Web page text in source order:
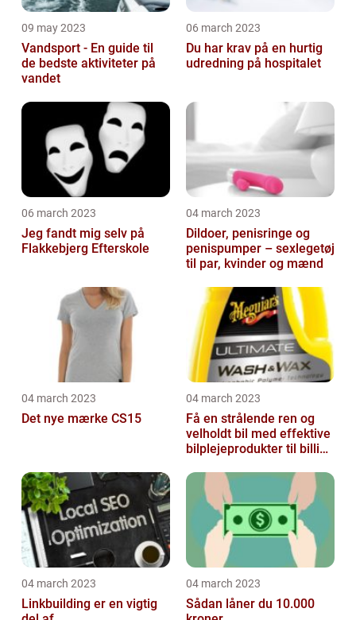
09 may 2023
Vandsport - En guide til
de bedste aktiviteter på
vandet
06 march 2023
Du har krav på en hurtig
udredning på hospitalet
06 march 2023
Jeg fandt mig selv på
Flakkebjerg Efterskole
04 march 2023
Dildoer, penisringe og
penispumper – sexlegetøj
til par, kvinder og mænd
04 march 2023
Det nye mærke CS15
04 march 2023
Få en strålende ren og
velholdt bil med effektive
bilplejeprodukter til billige
04 march 2023
Linkbuilding er en vigtig
04 march 2023
Sådan låner du 10.000